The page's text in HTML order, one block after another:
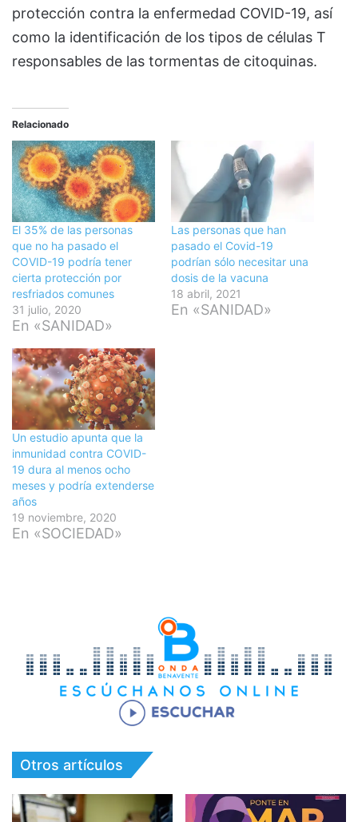
protección contra la enfermedad COVID-19, así
como la identificación de los tipos de células T
responsables de las tormentas de citoquinas.
Relacionado
El 35% de las personas
que no ha pasado el
COVID-19 podría tener
cierta protección por
resfriados comunes
31 julio, 2020
En «SANIDAD»
Las personas que han
pasado el Covid-19
podrían sólo necesitar una
dosis de la vacuna
18 abril, 2021
En «SANIDAD»
Un estudio apunta que la
inmunidad contra COVID-
19 dura al menos ocho
meses y podría extenderse
años
19 noviembre, 2020
En «SOCIEDAD»
Otros artículos